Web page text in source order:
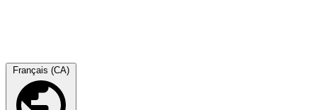
Français (CA)